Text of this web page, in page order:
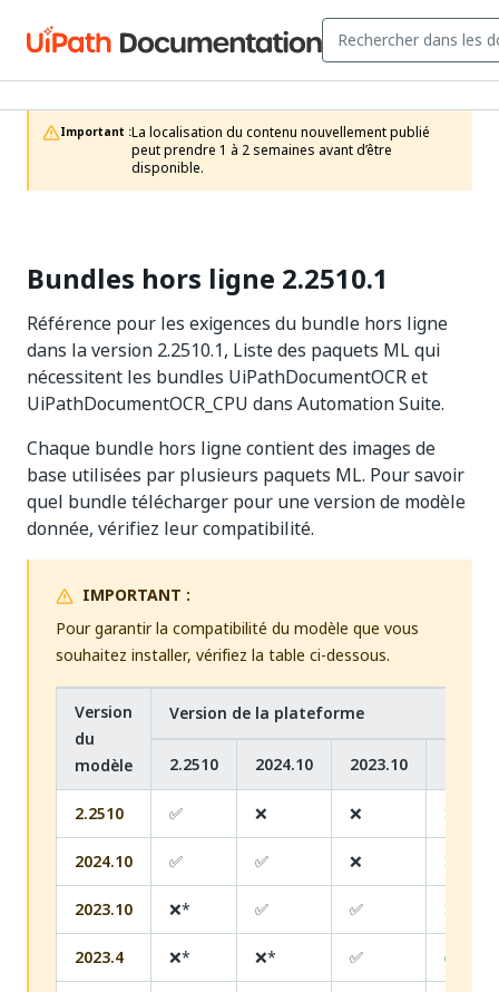
Important :La localisation du contenu nouvellement publié
peut prendre 1 à 2 semaines avant d’être
disponible.
Bundles hors ligne 2.2510.1
Référence pour les exigences du bundle hors ligne
dans la version 2.2510.1, Liste des paquets ML qui
nécessitent les bundles UiPathDocumentOCR et
UiPathDocumentOCR_CPU dans Automation Suite.
Chaque bundle hors ligne contient des images de
base utilisées par plusieurs paquets ML. Pour savoir
quel bundle télécharger pour une version de modèle
donnée, vérifiez leur compatibilité.
IMPORTANT :
Pour garantir la compatibilité du modèle que vous
souhaitez installer, vérifiez la table ci-dessous.
Version
du
modèle
Version de la plateforme
2.2510 2024.10 2023.10
2.2510 ✅ ❌ ❌ ❌
2024.10 ✅ ✅ ❌ ❌
2023.10 ❌* ✅ ✅ ❌
2023.4 ❌* ❌* ✅ ✅